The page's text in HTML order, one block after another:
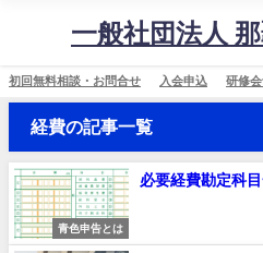
一般社団法人
初回無料相談・お問合せ 入会申込 研修
経費の記事一覧
青色申告とは
必要経費勘定科